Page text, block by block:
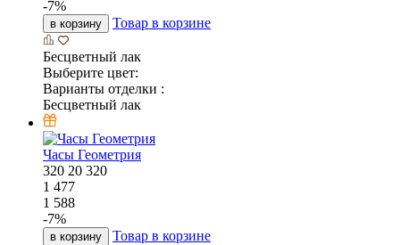
-7%
в корзину Товар в корзине
Бесцветный лак
Выберите цвет:
Варианты отделки :
Бесцветный лак
Часы Геометрия
320 20 320
1 477
1 588
-7%
в корзину Товар в корзине